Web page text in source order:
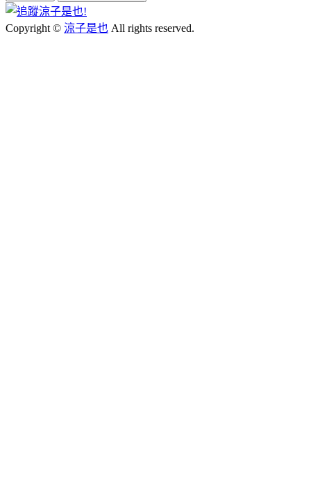
Copyright © 涼子是也 All rights reserved.